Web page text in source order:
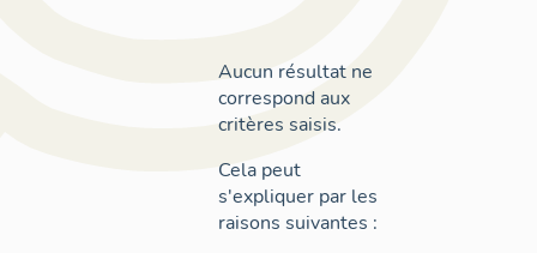
Aucun résultat ne
correspond aux
critères saisis.
Cela peut
s'expliquer par les
raisons suivantes :